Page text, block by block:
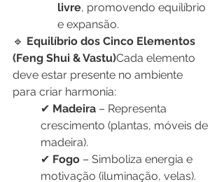
livre, promovendo equilíbrio
e expansão.
🔹 Equilíbrio dos Cinco Elementos
(Feng Shui & Vastu)Cada elemento
deve estar presente no ambiente
para criar harmonia:
✔ Madeira – Representa
crescimento (plantas, móveis de
madeira).
✔ Fogo – Simboliza energia e
motivação (iluminação, velas).